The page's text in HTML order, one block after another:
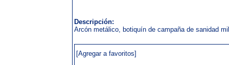
Descripción:
Arcón metálico, botiquín de campaña de sanidad
[Agregar a favoritos]